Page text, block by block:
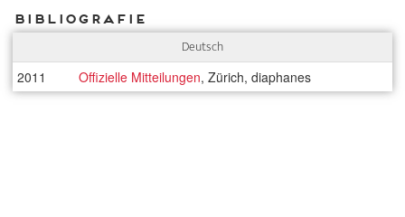
Bibliografie
Deutsch
2011 Offizielle Mitteilungen, Zürich, diaphanes